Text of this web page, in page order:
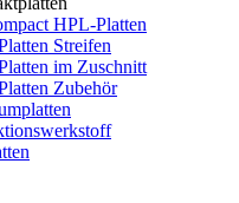
HPL-Platten
Streifen
im Zuschnitt
Zubehör